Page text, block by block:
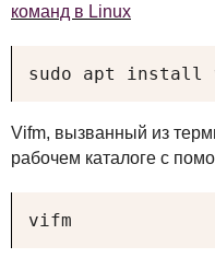
команд в Linux
sudo apt install
Vifm, вызванный из
рабочем каталоге с
vifm